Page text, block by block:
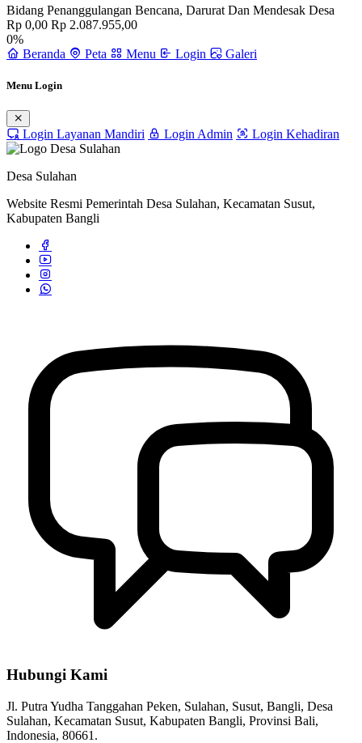
Bidang Penanggulangan Bencana, Darurat Dan Mendesak Desa
Rp 0,00 Rp 2.087.955,00
0%
Beranda
Peta Menu Login Galeri
Menu Login
Login Layanan Mandiri Login Admin Login Kehadiran
Desa Sulahan
Website Resmi Pemerintah Desa Sulahan, Kecamatan Susut,
Kabupaten Bangli
Hubungi Kami
Jl. Putra Yudha Tanggahan Peken, Sulahan, Susut, Bangli, Desa
Sulahan, Kecamatan Susut, Kabupaten Bangli, Provinsi Bali,
Indonesia, 80661.